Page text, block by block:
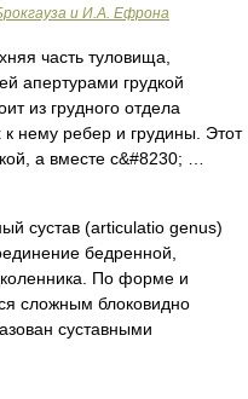
и И.А. Ефрона
часть туловища,
апертурами грудкой
из грудного отдела
нему ребер и грудины. Этот
а вместе с&#8230; …
сустав (articulatio genus)
бедренной,
По форме и
сложным блоковидно
суставными